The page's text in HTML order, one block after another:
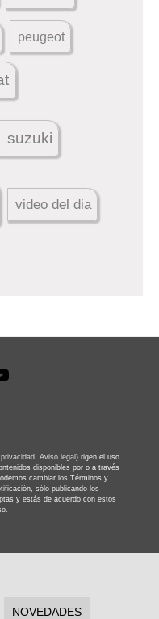
peugeot
suzuki
video del dia
Aviso legal) rigen el uso
disponibles por o a través
cambiar los Términos y
sólo publicando los
y estás de acuerdo con estos
NOVEDADES